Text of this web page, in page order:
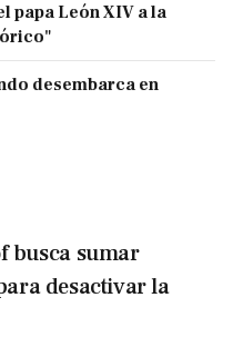
papa León XIV a la
desembarca en
busca sumar
desactivar la